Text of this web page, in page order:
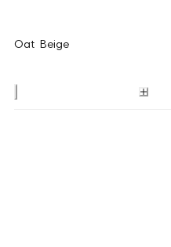
Oat Beige